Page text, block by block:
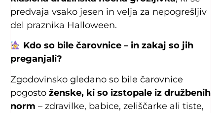
predvaja vsako jesen in velja za nepogrešljiv
del praznika Halloween.
Kdo so bile čarovnice – in zakaj so jih
preganjali?
Zgodovinsko gledano so bile čarovnice
pogosto ženske, ki so izstopale iz družbenih
norm – zdravilke, babice, zeliščarke ali tiste,